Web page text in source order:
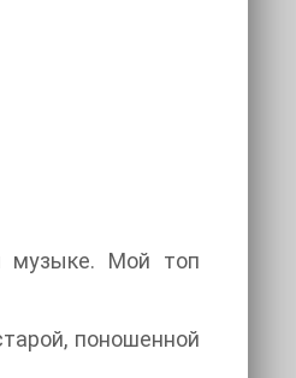
музыке. Мой топ
поношенной